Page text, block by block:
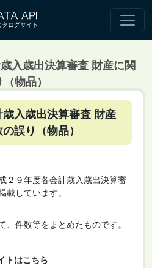
入歳出決算審査 財産に関
物品）
入歳出決算審査 財産
誤り（物品）
２９年度各会計歳入歳出決算審
しています。
件数等をまとめたものです。
トはこちら